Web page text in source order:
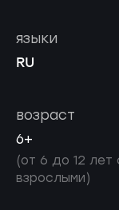
языки
RU
возраст
6+
(от 6 до 12 лет
взрослыми)